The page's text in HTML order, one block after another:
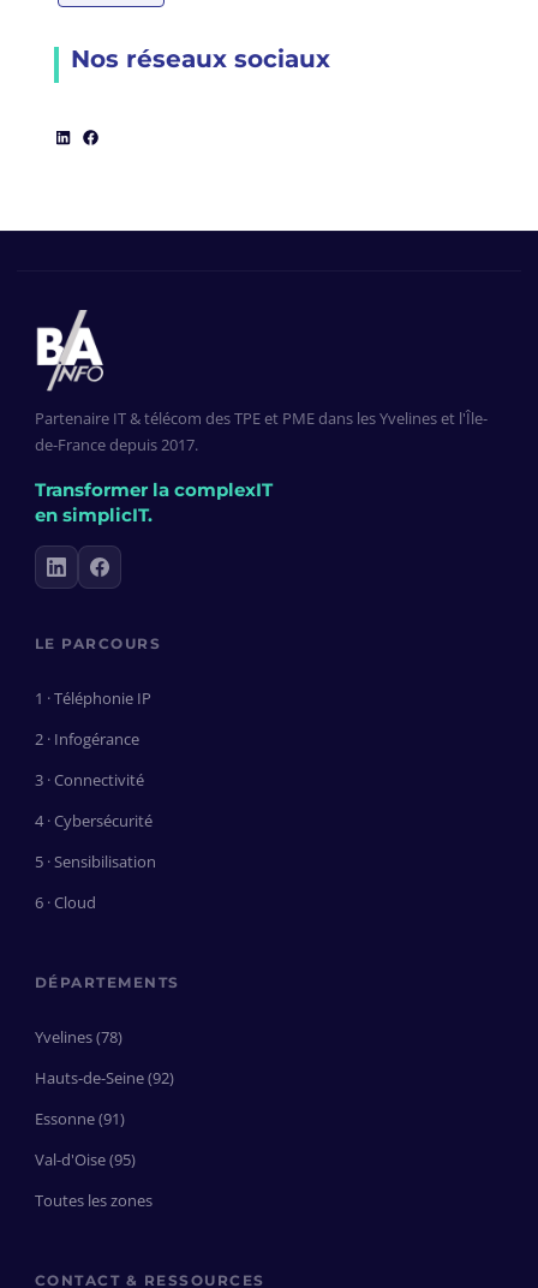
Nos réseaux sociaux
LinkedIn
Facebook
Partenaire IT & télécom des TPE et PME dans les Yvelines et l'Île-
de-France depuis 2017.
Transformer la complexIT
en simplicIT.
LE PARCOURS
1 · Téléphonie IP
2 · Infogérance
3 · Connectivité
4 · Cybersécurité
5 · Sensibilisation
6 · Cloud
DÉPARTEMENTS
Yvelines (78)
Hauts-de-Seine (92)
Essonne (91)
Val-d'Oise (95)
Toutes les zones
CONTACT & RESSOURCES